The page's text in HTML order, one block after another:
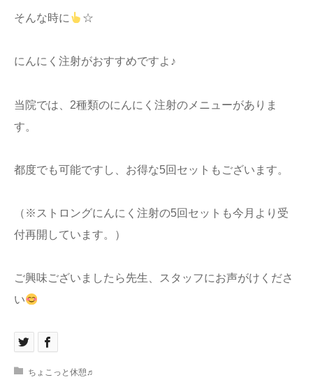
そんな時に ☆
にんにく注射がおすすめですよ♪
当院では、2種類のにんにく注射のメニューがありま
す。
都度でも可能ですし、お得な5回セットもございます。
（※ストロングにんにく注射の5回セットも今月より受
付再開しています。）
ご興味ございましたら先生、スタッフにお声がけくださ
い
ちょこっと休憩♬